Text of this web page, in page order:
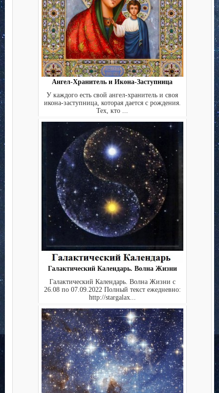
Ангел-Хранитель и Икона-Заступница
У каждого есть свой ангел-хранитель и своя
икона-заступница, которая дается с рождения.
Тех, кто ...
Галактический Календарь. Волна Жизни
Галактический Календарь. Волна Жизни с
26.08 по 07.09.2022 Полный текст ежедневно:
http://stargalax...